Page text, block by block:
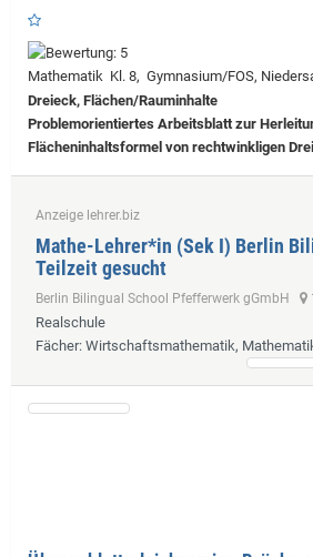
Mathematik Kl. 8, Gymnasium/FOS,
Dreieck, Flächen/Rauminhalte
Problemorientiertes Arbeitsblatt zur
Flächeninhaltsformel von rechtwinkligen
Anzeige lehrer.biz
Mathe-Lehrer*in (Sek I) Berlin
Teilzeit gesucht
Berlin Bilingual School Pfefferwerk gGmbH
Realschule
Fächer: Wirtschaftsmathematik,